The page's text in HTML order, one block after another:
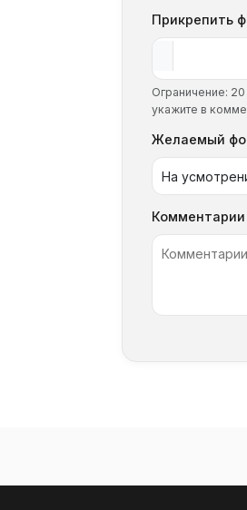
Прикрепить
Ограничение:
укажите в
Желаемый
Комментарии